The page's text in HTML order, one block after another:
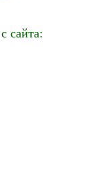
сайта: